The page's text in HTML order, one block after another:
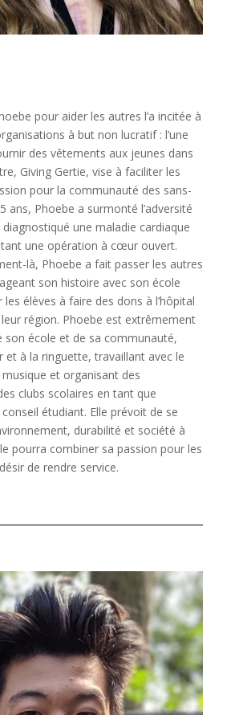
pour aider les autres l’a incitée à
à but non lucratif : l’une
des vêtements aux jeunes dans
Giving Gertie, vise à faciliter les
pour la communauté des sans-
ans, Phoebe a surmonté l’adversité
diagnostiqué une maladie cardiaque
une opération à cœur ouvert.
là, Phoebe a fait passer les autres
son histoire avec son école
élèves à faire des dons à l’hôpital
région. Phoebe est extrêmement
son école et de sa communauté,
et à la ringuette, travaillant avec le
et organisant des
clubs scolaires en tant que
étudiant. Elle prévoit de se
durabilité et société à
pourra combiner sa passion pour les
de rendre service.